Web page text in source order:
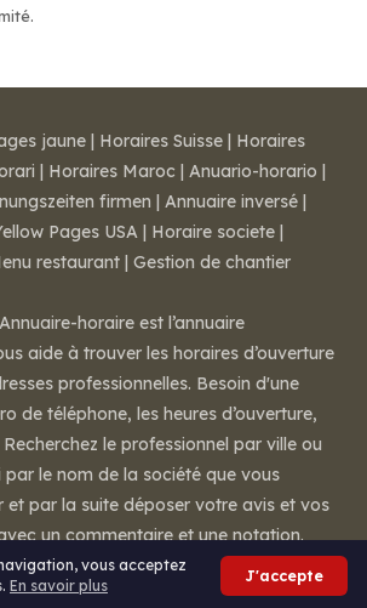
vous acceptez
En savoir plus
J'accepte
jaune | Horaires Suisse | Horaires
| Horaires Maroc | Anuario-horario |
firmen | Annuaire inversé |
Pages USA | Horaire societe |
restaurant | Gestion de chantier
horaire est l’annuaire
aide à trouver les horaires d’ouverture
professionnelles. Besoin d'une
de téléphone, les heures d’ouverture,
le professionnel par ville ou
le nom de la société que vous
et par la suite déposer votre avis et vos
un commentaire et une notation.
de ventes-Contact